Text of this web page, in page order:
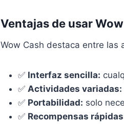
Ventajas de usar
Wow Cash destaca entre las
✅ Interfaz sencilla:
✅ Actividades variadas:
✅ Portabilidad: solo
✅ Recompensas